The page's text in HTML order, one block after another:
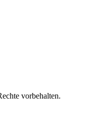
vorbehalten.